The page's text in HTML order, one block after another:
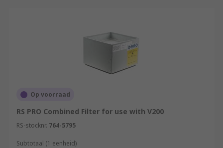
Op voorraad
RS PRO Combined Filter for use with V200
RS-stocknr. 764-5795
Subtotaal (1 eenheid)